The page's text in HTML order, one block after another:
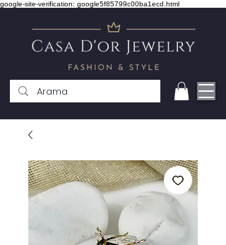
google-site-verification: google5f85799c00ba1ecd.html